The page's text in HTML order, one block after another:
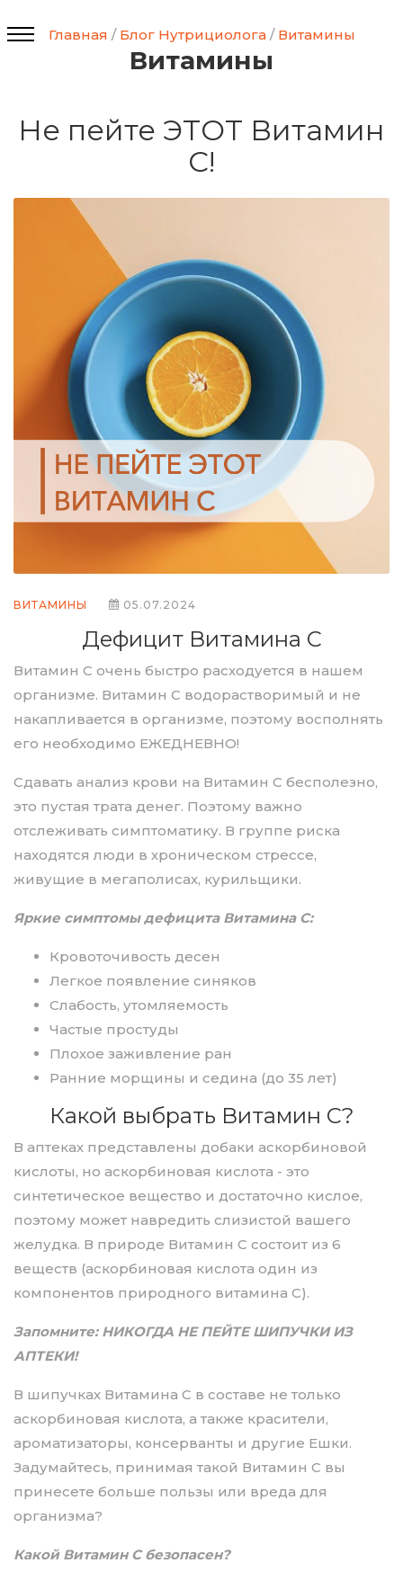
Главная / Блог Нутрициолога/ Витамины
Витамины
Не пейте ЭТОТ Витамин
С!
ВИТАМИНЫ 05.07.2024
Дефицит Витамина С
Витамин С очень быстро расходуется в нашем
организме. Витамин С водорастворимый и не
накапливается в организме, поэтому восполнять
его необходимо ЕЖЕДНЕВНО!
Сдавать анализ крови на Витамин С бесполезно,
это пустая трата денег. Поэтому важно
отслеживать симптоматику. В группе риска
находятся люди в хроническом стрессе,
живущие в мегаполисах, курильщики.
Яркие симптомы дефицита Витамина С:
Кровоточивость десен
Легкое появление синяков
Слабость, утомляемость
Частые простуды
Плохое заживление ран
Ранние морщины и седина (до 35 лет)
Какой выбрать Витамин С?
В аптеках представлены добаки аскорбиновой
кислоты, но аскорбиновая кислота - это
синтетическое вещество и достаточно кислое,
поэтому может навредить слизистой вашего
желудка. В природе Витамин С состоит из 6
веществ (аскорбиновая кислота один из
компонентов природного витамина С).
Запомните: НИКОГДА НЕ ПЕЙТЕ ШИПУЧКИ ИЗ
АПТЕКИ!
В шипучках Витамина С в составе не только
аскорбиновая кислота, а также красители,
ароматизаторы, консерванты и другие Ешки.
Задумайтесь, принимая такой Витамин С вы
принесете больше пользы или вреда для
организма?
Какой Витамин С безопасен?